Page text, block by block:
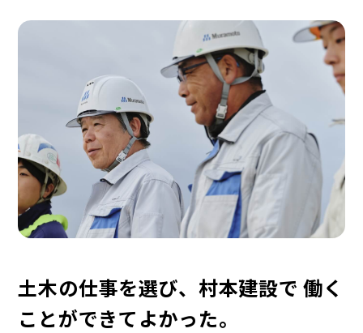
土木の仕事を選び、村本建設で働く
ことができてよかった。